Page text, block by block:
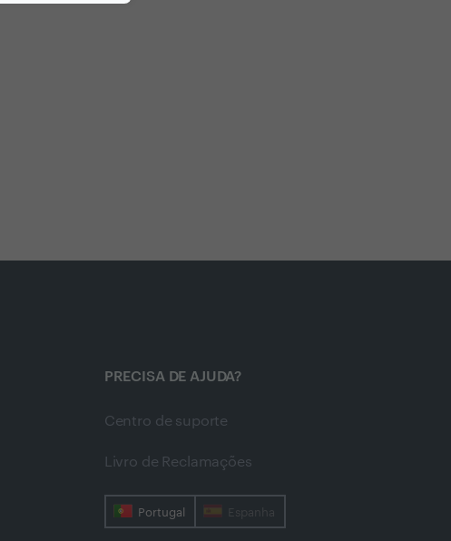
PRECISA DE AJUDA?
Centro de suporte
Livro de Reclamações
Portugal Espanha